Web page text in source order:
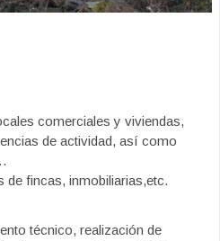
comerciales y viviendas,
de actividad, así como
de fincas, inmobiliarias,etc.
técnico, realización de